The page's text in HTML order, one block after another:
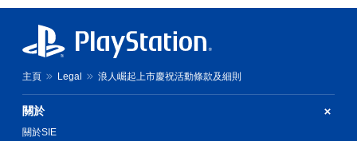
主頁 Legal 浪人崛起上市慶祝活動條款及細則
關於
關於SIE